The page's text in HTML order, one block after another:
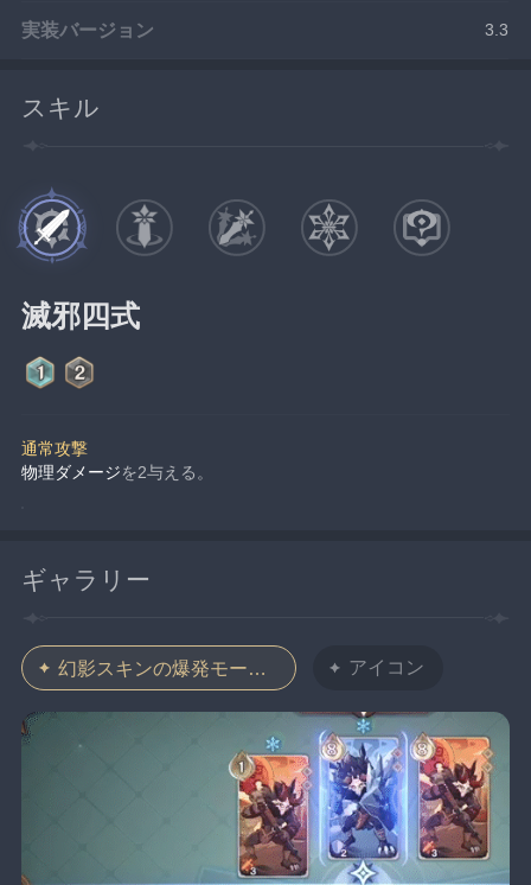
実装バージョン 3.3
スキル
滅邪四式
通常攻撃
物理ダメージを2与える。
ギャラリー
幻影スキンの爆発モーション アイコン